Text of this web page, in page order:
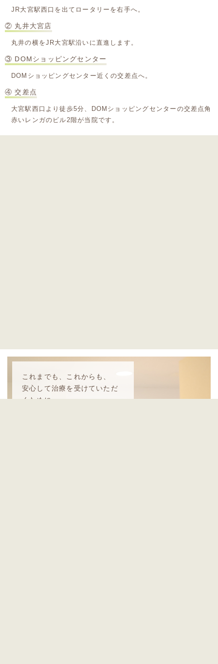
JR大宮駅西口を出てロータリーを右手へ。
② 丸井大宮店
丸井の横をJR大宮駅沿いに直進します。
③ DOMショッピングセンター
DOMショッピングセンター近くの交差点へ。
④ 交差点
大宮駅西口より徒歩5分、DOMショッピングセンターの交差点角
赤いレンガのビル2階が当院です。
これまでも、これからも、
安心して治療を受けていただ
くために